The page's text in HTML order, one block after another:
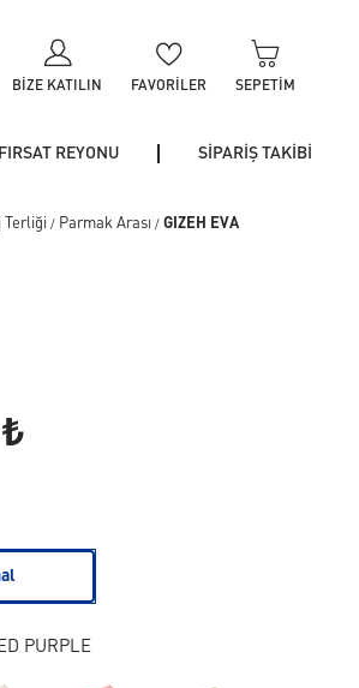
BIZE KATILIN FAVORILER SEPETIM
FIRSAT REYONU SİPARİŞ TAKİBİ
Terliği / Parmak Arası / GIZEH EVA
PURPLE